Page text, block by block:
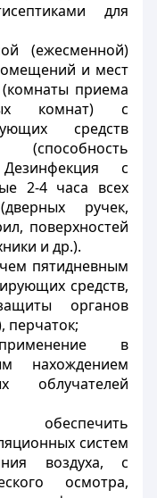
для
(ежесменной)
и мест
приема
комнат) с
средств
(способность
с
2-4 часа всех
ручек,
поверхностей
и др.).
пятидневным
средств,
органов
перчаток;
в
нахождением
облучателей
обеспечить
систем
воздуха, с
осмотра,